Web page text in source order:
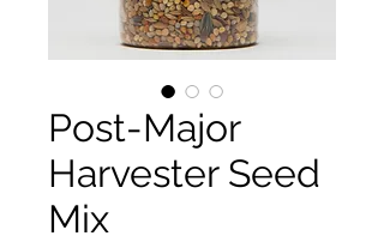
Post-Major
Harvester Seed
Mix